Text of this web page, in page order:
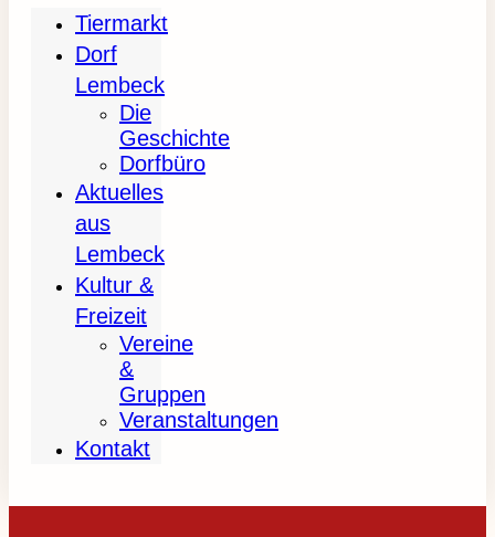
Tiermarkt
Dorf
Lembeck
Die
Geschichte
Dorfbüro
Aktuelles
aus
Lembeck
Kultur &
Freizeit
Vereine
&
Gruppen
Veranstaltungen
Kontakt